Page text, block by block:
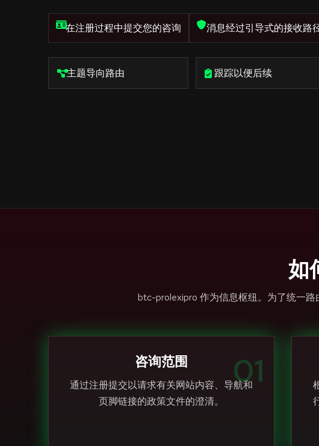
在注册过程中提交您的咨询 消息经过引导式的接收路
主题导向路由 跟踪以便后续
如
btc-prolexipro 作为信息枢纽。为了统一
01
咨询范围
通过注册提交以请求有关网站内容、导航和
页脚链接的政策文件的澄清。